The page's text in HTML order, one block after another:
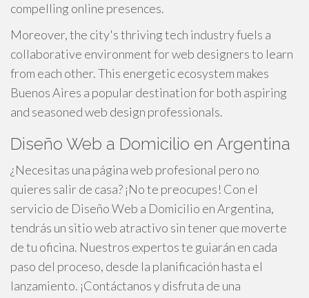
compelling online presences.
Moreover, the city's thriving tech industry fuels a
collaborative environment for web designers to learn
from each other. This energetic ecosystem makes
Buenos Aires a popular destination for both aspiring
and seasoned web design professionals.
Diseño Web a Domicilio en Argentina
¿Necesitas una página web profesional pero no
quieres salir de casa? ¡No te preocupes! Con el
servicio de Diseño Web a Domicilio en Argentina,
tendrás un sitio web atractivo sin tener que moverte
de tu oficina. Nuestros expertos te guiarán en cada
paso del proceso, desde la planificación hasta el
lanzamiento. ¡Contáctanos y disfruta de una